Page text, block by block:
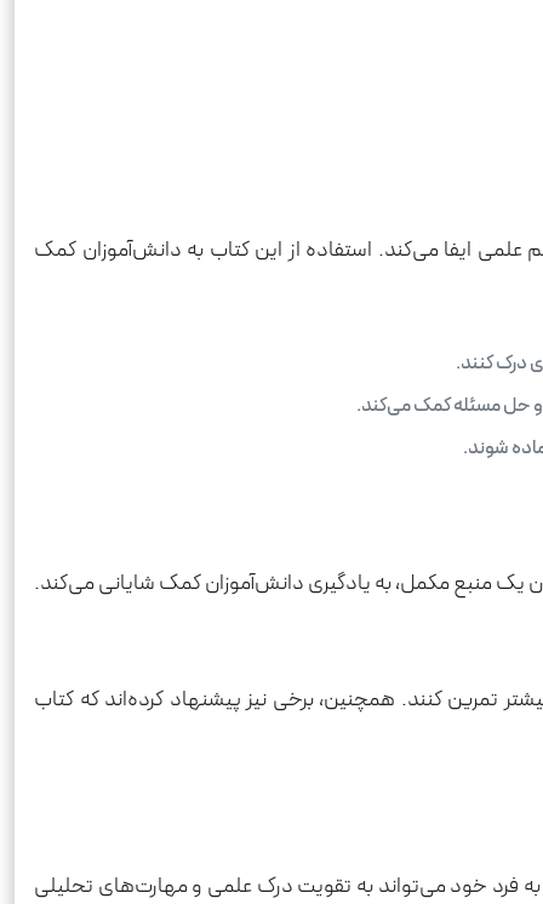
ایفا می‌کند. استفاده از این کتاب به دانش‌آموزان کمک
درک کنند.
و حل مسئله کمک می‌کند.
شوند.
یک منبع مکمل، به یادگیری دانش‌آموزان کمک شایانی می‌کند.
تمرین کنند. همچنین، برخی نیز پیشنهاد کرده‌اند که کتاب
به فرد خود می‌تواند به تقویت درک علمی و مهارت‌های تحلیلی